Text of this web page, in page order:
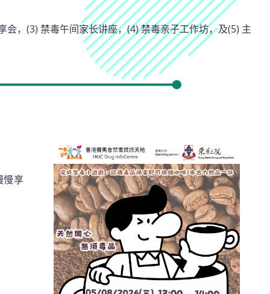
，(3) 禁毒午间家长讲座，(4) 禁毒亲子工作坊，及(5) 主
慢享